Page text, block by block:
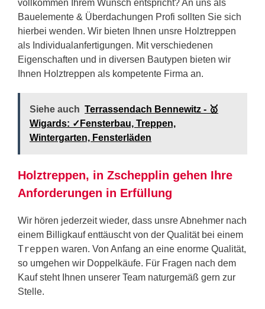
vollkommen Ihrem Wunsch entspricht? An uns als
Bauelemente & Überdachungen Profi sollten Sie sich
hierbei wenden. Wir bieten Ihnen unsre Holztreppen
als Individualanfertigungen. Mit verschiedenen
Eigenschaften und in diversen Bautypen bieten wir
Ihnen Holztreppen als kompetente Firma an.
Siehe auch Terrassendach Bennewitz - 🥇
Wigards: ✓Fensterbau, Treppen,
Wintergarten, Fensterläden
Holztreppen, in Zschepplin gehen Ihre
Anforderungen in Erfüllung
Wir hören jederzeit wieder, dass unsre Abnehmer nach
einem Billigkauf enttäuscht von der Qualität bei einem
Treppen waren. Von Anfang an eine enorme Qualität,
so umgehen wir Doppelkäufe. Für Fragen nach dem
Kauf steht Ihnen unserer Team naturgemäß gern zur
Stelle.